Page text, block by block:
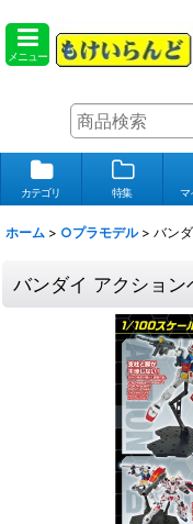
メニュー
カテゴリ 特集 マ
ホーム > ○プラモデル > バン
バンダイ アクション